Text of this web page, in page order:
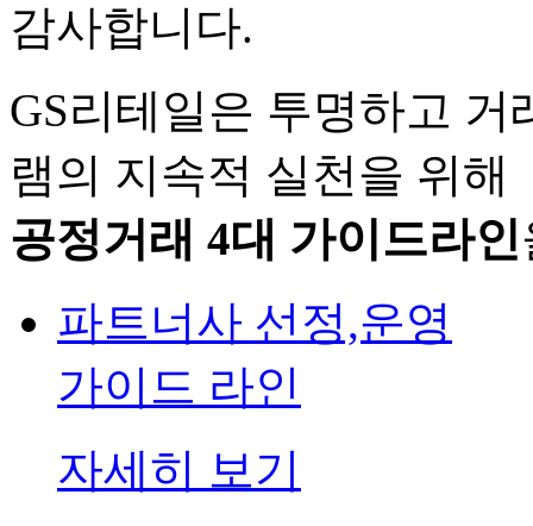
감사합니다.
GS리테일은 투명하고
램의 지속적 실천을 위해
공정거래 4대 가이드라인
파트너사 선정,운영
가이드 라인
자세히 보기